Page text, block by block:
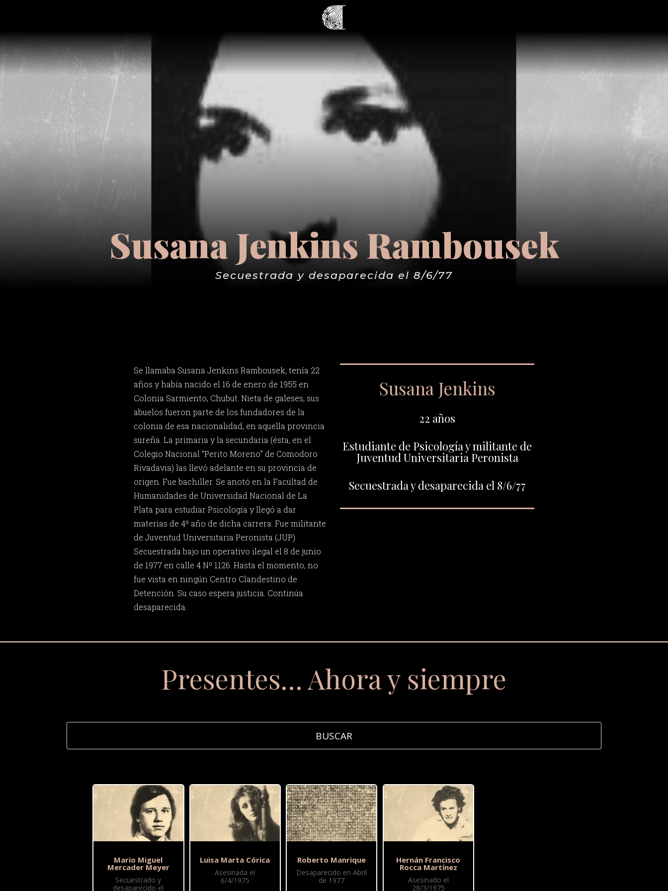
Susana Jenkins Rambousek
Secuestrada y desaparecida el 8/6/77
Se llamaba Susana Jenkins Rambousek, tenía 22
años y había nacido el 16 de enero de 1955 en
Colonia Sarmiento, Chubut. Nieta de galeses, sus
abuelos fueron parte de los fundadores de la
colonia de esa nacionalidad, en aquella provincia
sureña. La primaria y la secundaria (ésta, en el
Colegio Nacional “Perito Moreno” de Comodoro
Rivadavia) las llevó adelante en su provincia de
origen. Fue bachiller. Se anotó en la Facultad de
Humanidades de Universidad Nacional de La
Plata para estudiar Psicología y llegó a dar
materias de 4º año de dicha carrera. Fue militante
de Juventud Universitaria Peronista (JUP).
Secuestrada bajo un operativo ilegal el 8 de junio
de 1977 en calle 4 Nº 1126. Hasta el momento, no
fue vista en ningún Centro Clandestino de
Detención. Su caso espera justicia. Continúa
desaparecida.
Susana Jenkins
22 años
Estudiante de Psicología y militante de
Juventud Universitaria Peronista
Secuestrada y desaparecida el 8/6/77
Presentes… Ahora y siempre
Mario Miguel
Mercader Meyer
Secuestrado y
desaparecido el
Luisa Marta Córica
Asesinada el
6/4/1975
Roberto Manrique
Desaparecido en Abril
de 1977
Hernán Francisco
Rocca Martínez
Asesinado el
28/3/1975